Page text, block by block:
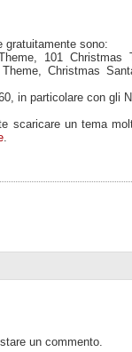
gratuitamente sono:
101 Christmas
Christmas
in particolare con gli N
scaricare un tema
un commento.